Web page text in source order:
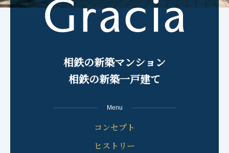
相鉄の新築マンション
相鉄の新築一戸建て
Menu
コンセプト
ヒストリー